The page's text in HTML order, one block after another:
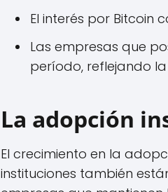
El interés por Bitcoin
Las empresas que
período, reflejando
La adopción
El crecimiento en la
instituciones también